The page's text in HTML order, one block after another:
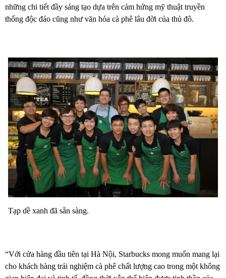
những chi tiết đầy sáng tạo dựa trên cảm hứng mỹ thuật truyền
thống độc đáo cũng như văn hóa cà phê lâu đời của thủ đô.
Tạp dề xanh đã sẵn sàng.
“Với cửa hàng đầu tiên tại Hà Nội, Starbucks mong muốn mang lại
cho khách hàng trải nghiệm cà phê chất lượng cao trong một không